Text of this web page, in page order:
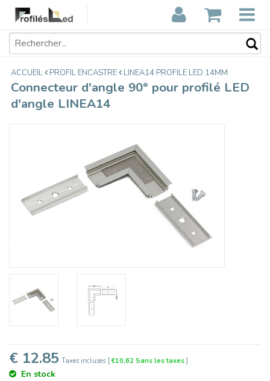
Connecteur d'angle 90° pour profilé
LED d'angle LINEA14
€12,85
ACCUEIL PROFIL ENCASTRE LINEA14 PROFILE LED 14MM
Connecteur d'angle 90° pour profilé LED
d'angle LINEA14
€ 12.85 Taxes incluses [€10,62 Sans les taxes]
En stock